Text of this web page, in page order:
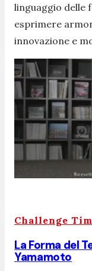
linguaggio delle
esprimere
innovazione e
Challenge
La Forma del
Yamamoto